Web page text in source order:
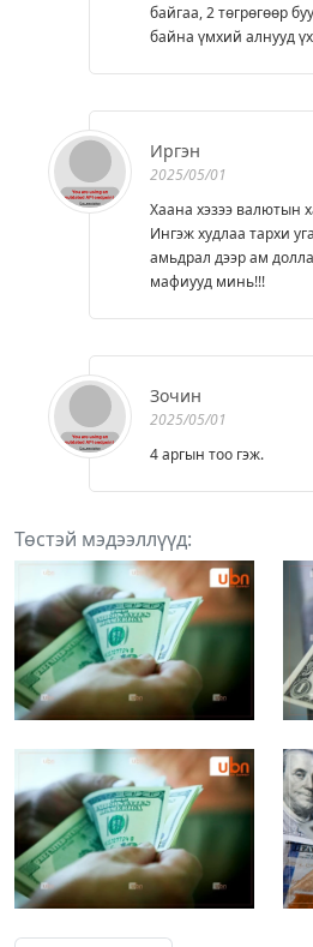
байгаа, 2 төгрөгөөр
байна үмхий алнууд
Иргэн
2025/05/01
Хаана хэзээ валютын
Ингэж худлаа тархи
амьдрал дээр ам
мафиууд минь!!!
Зочин
2025/05/01
4 аргын тоо гэж.
Төстэй мэдээллүүд: